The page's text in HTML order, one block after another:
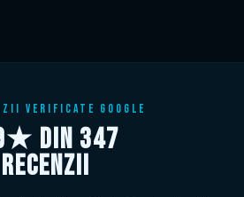
VERIFICATE GOOGLE
DIN 347
RECENZII